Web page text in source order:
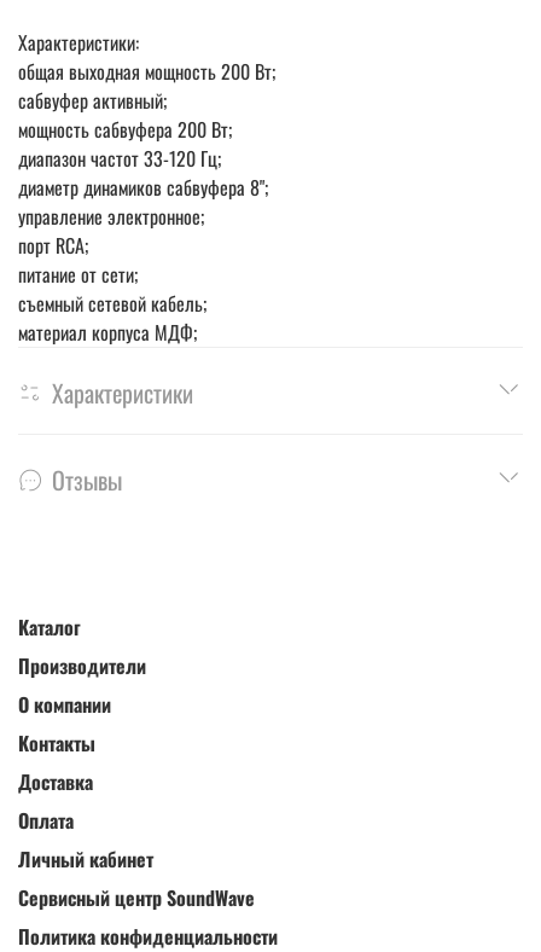
Характеристики:
общая выходная мощность 200 Вт;
сабвуфер активный;
мощность сабвуфера 200 Вт;
диапазон частот 33-120 Гц;
диаметр динамиков сабвуфера 8";
управление электронное;
порт RCA;
питание от сети;
съемный сетевой кабель;
материал корпуса МДФ;
Характеристики
Отзывы
Каталог
Производители
О компании
Контакты
Доставка
Оплата
Личный кабинет
Сервисный центр SoundWave
Политика конфиденциальности